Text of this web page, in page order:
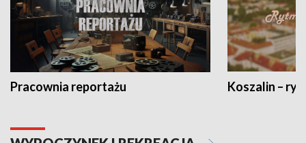
Pracownia reportażu Koszalin –